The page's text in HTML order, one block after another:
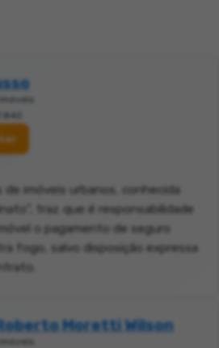
de imóveis urbanos, conhecida
traz que é responsabilidade
o pagamento de seguro
fogo, salvo disposição expressa
Moretti Wilson